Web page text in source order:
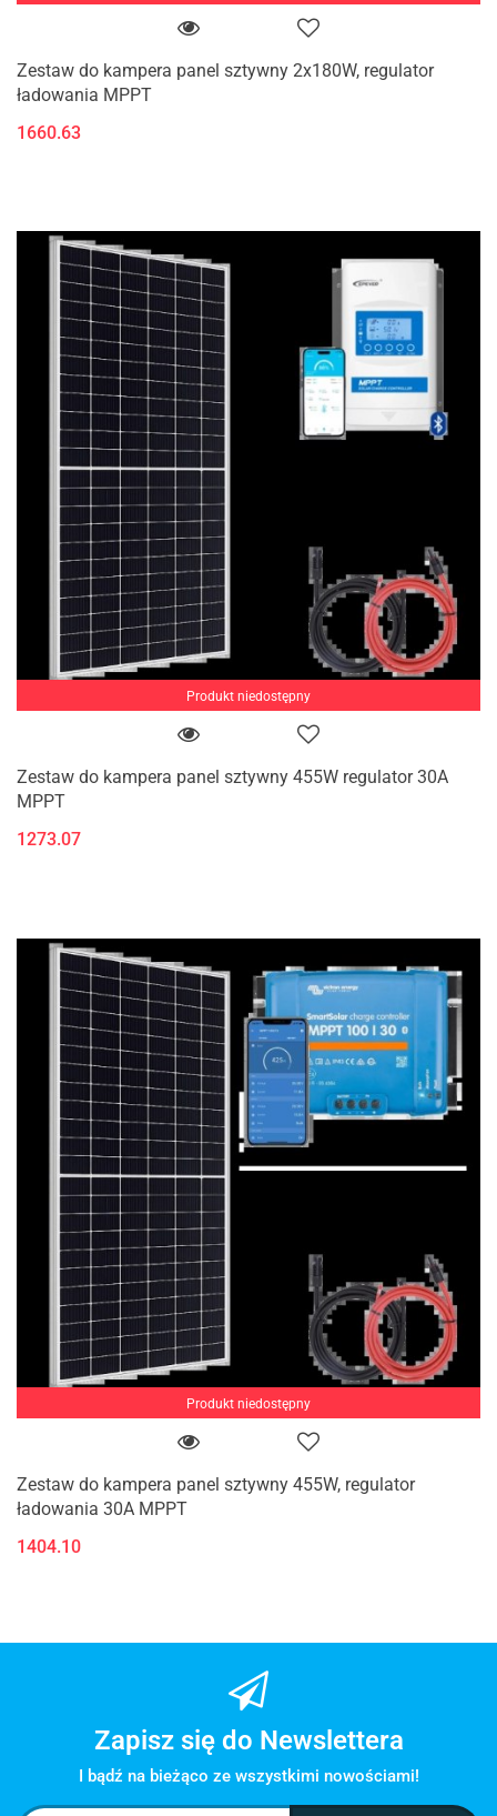
Zestaw do kampera panel sztywny 2x180W, regulator
ładowania MPPT
1660.63
Produkt niedostępny
Zestaw do kampera panel sztywny 455W regulator 30A
MPPT
1273.07
Produkt niedostępny
Zestaw do kampera panel sztywny 455W, regulator
ładowania 30A MPPT
1404.10
Zapisz się do Newslettera
I bądź na bieżąco ze wszystkimi nowościami!